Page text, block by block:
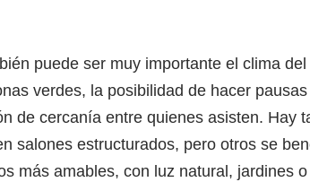
puede ser muy importante el clima del
verdes, la posibilidad de hacer
de cercanía entre quienes asisten. Hay
salones estructurados, pero otros se
más amables, con luz natural, jardines